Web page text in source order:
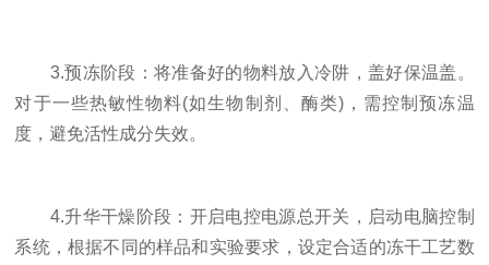
3.预冻阶段：将准备好的物料放入冷阱，盖好保温盖。
对于一些热敏性物料(如生物制剂、酶类)，需控制预冻温
度，避免活性成分失效。
4.升华干燥阶段：开启电控电源总开关，启动电脑控制
系统，根据不同的样品和实验要求，设定合适的冻干工艺数